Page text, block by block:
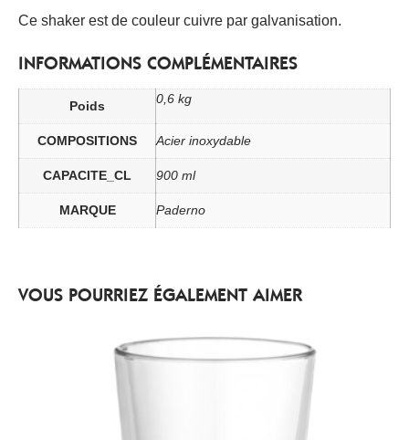
Ce shaker est de couleur cuivre par galvanisation.
INFORMATIONS COMPLÉMENTAIRES
Poids 0,6 kg
COMPOSITIONS Acier inoxydable
CAPACITE_CL 900 ml
MARQUE Paderno
VOUS POURRIEZ ÉGALEMENT AIMER